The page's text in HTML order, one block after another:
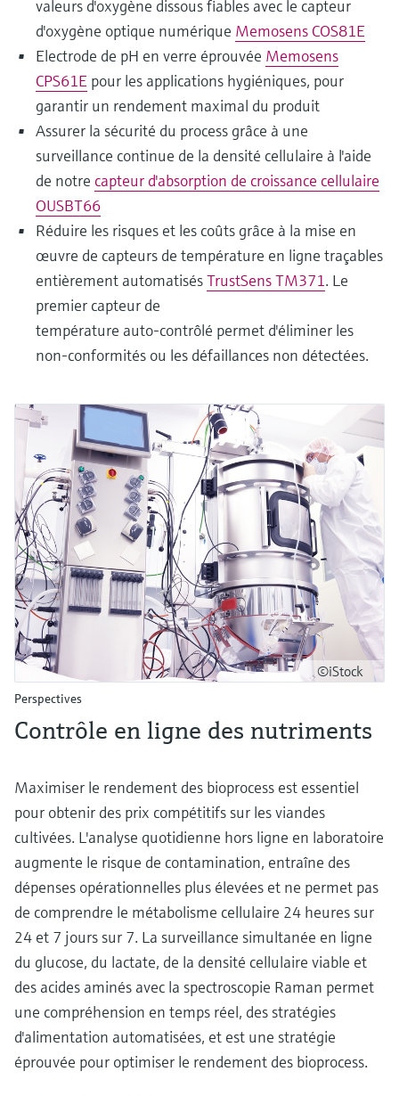
valeurs d'oxygène dissous fiables avec le capteur
d'oxygène optique numérique Memosens COS81E
Electrode de pH en verre éprouvée Memosens
CPS61E pour les applications hygiéniques, pour
garantir un rendement maximal du produit
Assurer la sécurité du process grâce à une
surveillance continue de la densité cellulaire à l'aide
de notre capteur d'absorption de croissance cellulaire
OUSBT66
Réduire les risques et les coûts grâce à la mise en
œuvre de capteurs de température en ligne traçables
entièrement automatisésTrustSens TM371. Le
premier capteur de
température auto-contrôlé permet d'éliminer les
non-conformités ou les défaillances non détectées.
©iStock
Perspectives
Contrôle en ligne des nutriments
Maximiser le rendement des bioprocess est essentiel
pour obtenir des prix compétitifs sur les viandes
cultivées. L'analyse quotidienne hors ligne en laboratoire
augmente le risque de contamination, entraîne des
dépenses opérationnelles plus élevées et ne permet pas
de comprendre le métabolisme cellulaire 24 heures sur
24 et 7 jours sur 7. La surveillance simultanée en ligne
du glucose, du lactate, de la densité cellulaire viable et
des acides aminés avec la spectroscopie Raman permet
une compréhension en temps réel, des stratégies
d'alimentation automatisées, et est une stratégie
éprouvée pour optimiser le rendement des bioprocess.